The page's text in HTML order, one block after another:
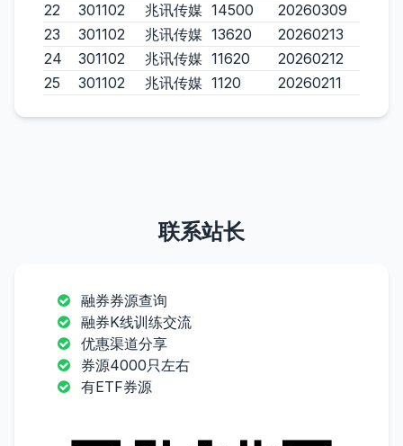
22
301102 兆讯传媒 14500
20260309
23
301102 兆讯传媒 13620
20260213
24
301102 兆讯传媒 11620
20260212
25
301102 兆讯传媒 1120 20260211
联系站长
融券券源查询
融券K线训练交流
优惠渠道分享
券源4000只左右
有ETF券源